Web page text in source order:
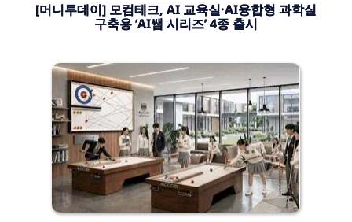
[머니투데이] 모컴테크, AI 교육실·AI융합형 과학실
구축용 ‘AI쌤 시리즈’ 4종 출시